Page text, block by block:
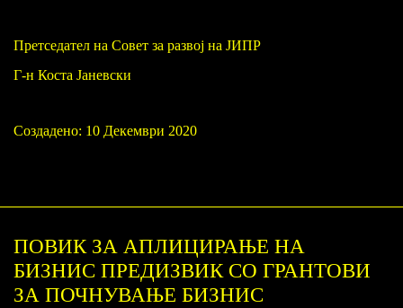
Претседател на Совет за развој на ЈИПР
Г-н Коста Јаневски
Создадено: 10 Декември 2020
ПОВИК ЗА АПЛИЦИРАЊЕ НА
БИЗНИС ПРЕДИЗВИК СО ГРАНТОВИ
ЗА ПОЧНУВАЊЕ БИЗНИС